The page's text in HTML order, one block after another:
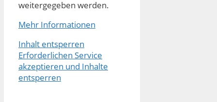
weitergegeben werden.
Mehr Informationen
Inhalt entsperren
Erforderlichen Service
akzeptieren und Inhalte
entsperren